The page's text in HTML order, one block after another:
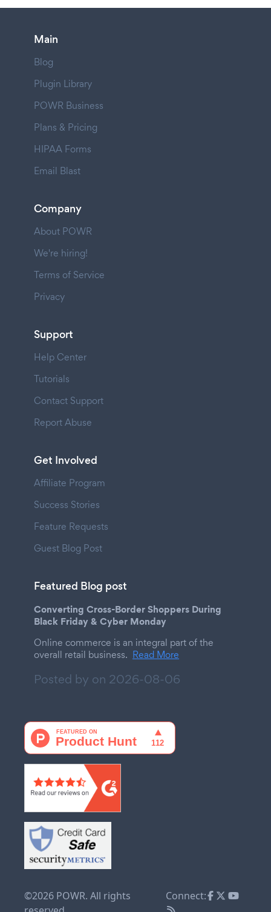
Main
Blog
Plugin Library
POWR Business
Plans & Pricing
HIPAA Forms
Email Blast
Company
About POWR
We're hiring!
Terms of Service
Privacy
Support
Help Center
Tutorials
Contact Support
Report Abuse
Get Involved
Affiliate Program
Success Stories
Feature Requests
Guest Blog Post
Featured Blog post
Converting Cross-Border Shoppers During
Black Friday & Cyber Monday
Online commerce is an integral part of the
overall retail business. Read More
Posted by on 2026-08-06
©2026 POWR. All rights
Connect: